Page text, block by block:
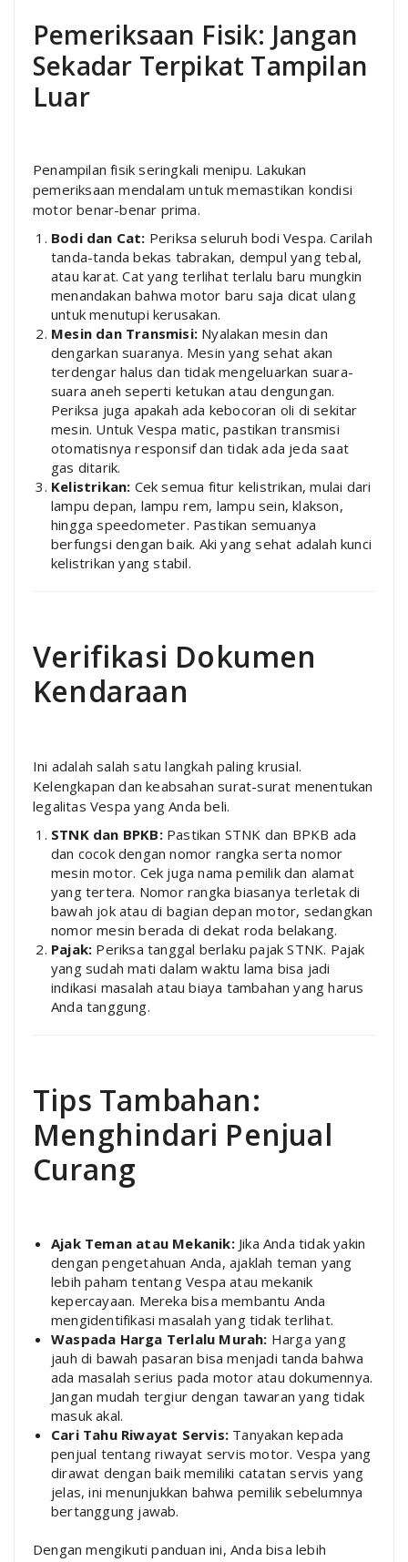
Pemeriksaan Fisik: Jangan
Sekadar Terpikat Tampilan
Luar
Penampilan fisik seringkali menipu. Lakukan
pemeriksaan mendalam untuk memastikan kondisi
motor benar-benar prima.
Bodi dan Cat: Periksa seluruh bodi Vespa. Carilah
tanda-tanda bekas tabrakan, dempul yang tebal,
atau karat. Cat yang terlihat terlalu baru mungkin
menandakan bahwa motor baru saja dicat ulang
untuk menutupi kerusakan.
Mesin dan Transmisi: Nyalakan mesin dan
dengarkan suaranya. Mesin yang sehat akan
terdengar halus dan tidak mengeluarkan suara-
suara aneh seperti ketukan atau dengungan.
Periksa juga apakah ada kebocoran oli di sekitar
mesin. Untuk Vespa matic, pastikan transmisi
otomatisnya responsif dan tidak ada jeda saat
gas ditarik.
Kelistrikan: Cek semua fitur kelistrikan, mulai dari
lampu depan, lampu rem, lampu sein, klakson,
hingga speedometer. Pastikan semuanya
berfungsi dengan baik. Aki yang sehat adalah kunci
kelistrikan yang stabil.
Verifikasi Dokumen
Kendaraan
Ini adalah salah satu langkah paling krusial.
Kelengkapan dan keabsahan surat-surat menentukan
legalitas Vespa yang Anda beli.
STNK dan BPKB:Pastikan STNK dan BPKB ada
dan cocok dengan nomor rangka serta nomor
mesin motor. Cek juga nama pemilik dan alamat
yang tertera. Nomor rangka biasanya terletak di
bawah jok atau di bagian depan motor, sedangkan
nomor mesin berada di dekat roda belakang.
Pajak: Periksa tanggal berlaku pajak STNK. Pajak
yang sudah mati dalam waktu lama bisa jadi
indikasi masalah atau biaya tambahan yang harus
Anda tanggung.
Tips Tambahan:
Menghindari Penjual
Curang
Ajak Teman atau Mekanik:Jika Anda tidak yakin
dengan pengetahuan Anda, ajaklah teman yang
lebih paham tentang Vespa atau mekanik
kepercayaan. Mereka bisa membantu Anda
mengidentifikasi masalah yang tidak terlihat.
Waspada Harga Terlalu Murah: Harga yang
jauh di bawah pasaran bisa menjadi tanda bahwa
ada masalah serius pada motor atau dokumennya.
Jangan mudah tergiur dengan tawaran yang tidak
masuk akal.
Cari Tahu Riwayat Servis: Tanyakan kepada
penjual tentang riwayat servis motor. Vespa yang
dirawat dengan baik memiliki catatan servis yang
jelas, ini menunjukkan bahwa pemilik sebelumnya
bertanggung jawab.
Dengan mengikuti panduan ini, Anda bisa lebih